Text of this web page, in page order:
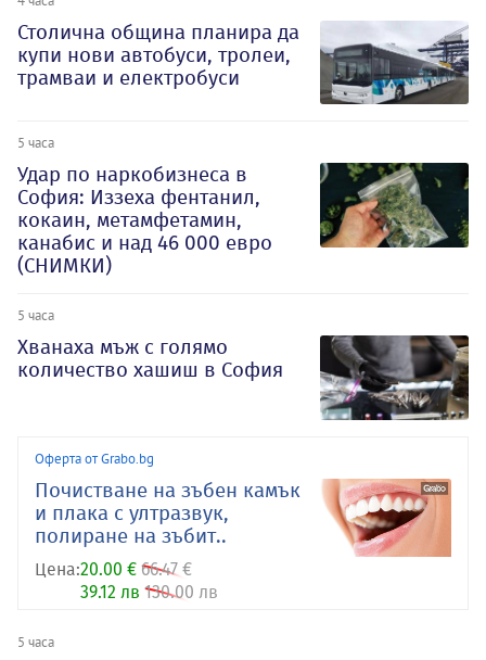
Столична община планира да
купи нови автобуси, тролеи,
трамваи и електробуси
5 часа
Удар по наркобизнеса в
София: Иззеха фентанил,
кокаин, метамфетамин,
канабис и над 46 000 евро
(СНИМКИ)
5 часа
Хванаха мъж с голямо
количество хашиш в София
Оферта от Grabo.bg
Почистване на зъбен камък
и плака с ултразвук,
полиране на зъбит..
Цена:20.00 € 66.47 €
39.12 лв 130.00 лв
5 часа